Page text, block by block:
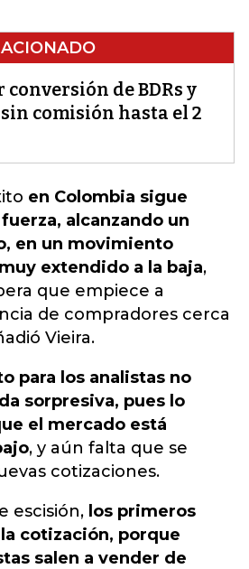
conversión de BDRs y
comisión hasta el 2
en Colombia sigue
alcanzando un
en un movimiento
extendido a la baja,
que empiece a
de compradores cerca
Vieira.
para los analistas no
sorpresiva, pues lo
el mercado está
, y aún falta que se
cotizaciones.
escisión, los primeros
cotización, porque
salen a vender de